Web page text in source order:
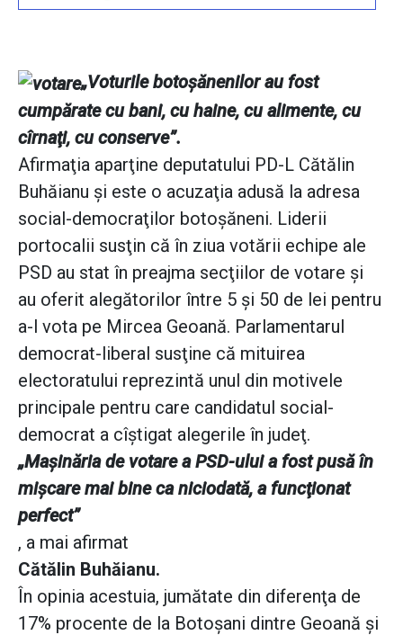
„Voturile botoşănenilor au fost
cumpărate cu bani, cu haine, cu alimente, cu
cîrnaţi, cu conserve”.
Afirmaţia aparţine deputatului PD-L Cătălin
Buhăianu şi este o acuzaţia adusă la adresa
social-democraţilor botoşăneni. Liderii
portocalii susţin că în ziua votării echipe ale
PSD au stat în preajma secţiilor de votare şi
au oferit alegătorilor între 5 şi 50 de lei pentru
a-l vota pe Mircea Geoană. Parlamentarul
democrat-liberal susţine că mituirea
electoratului reprezintă unul din motivele
principale pentru care candidatul social-
democrat a cîştigat alegerile în judeţ.
„Maşinăria de votare a PSD-ului a fost pusă în
mişcare mai bine ca niciodată, a funcţionat
perfect”
, a mai afirmat
Cătălin Buhăianu.
În opinia acestuia, jumătate din diferenţa de
17% procente de la Botoşani dintre Geoană şi